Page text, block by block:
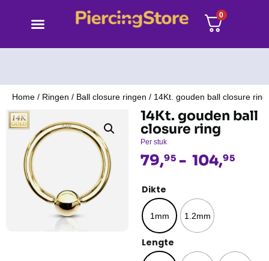
0
Home / Ringen / Ball closure ringen / 14Kt. gouden ball closure ring
14Kt. gouden ball
closure ring
Per stuk
79,95 - 104,95
Dikte
1mm 1.2mm
Lengte